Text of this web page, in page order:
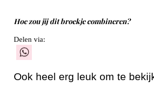
Hoe zou jij dit broekje combineren?
Delen via:
Ook heel erg leuk om te